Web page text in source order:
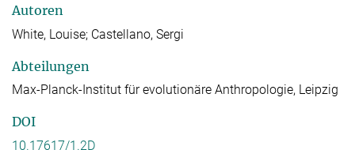
Autoren
White, Louise; Castellano, Sergi
Abteilungen
Max-Planck-Institut für evolutionäre Anthropologie, Leipzig
DOI
10.17617/1.2D